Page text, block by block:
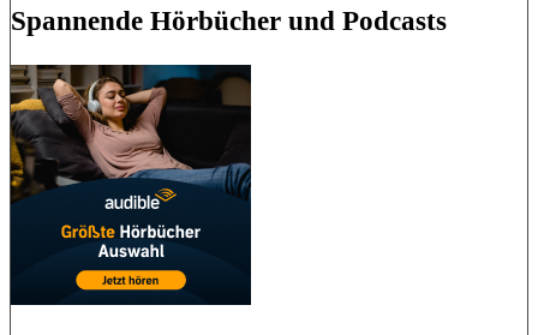
Spannende Hörbücher und Podcasts